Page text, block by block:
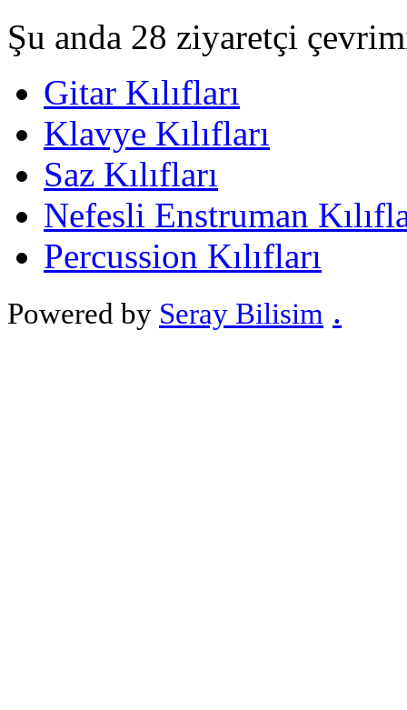
Şu anda 28 ziyaretçi
Gitar Kılıfları
Klavye Kılıfları
Saz Kılıfları
Nefesli Enstruman
Percussion Kılıfları
Powered by Seray Bilisim .